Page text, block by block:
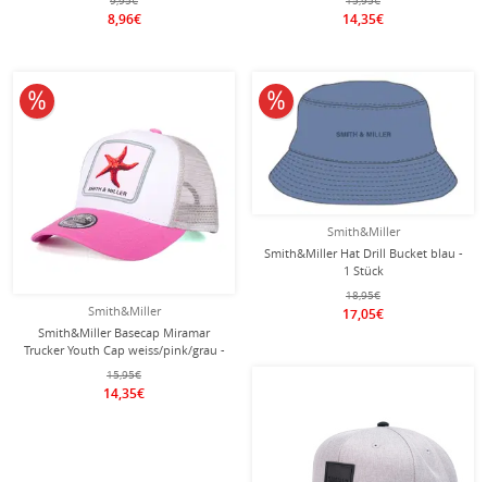
8,96€ 14,35€
Smith&Miller
Smith&Miller Basecap Miramar
Trucker Youth Cap weiss/pink/grau -
1 Stück
15,95€
14,35€
10% reduziert
Smith&Miller
Smith&Miller Hat Drill Bucket blau -
1 Stück
18,95€
17,05€
10% reduziert